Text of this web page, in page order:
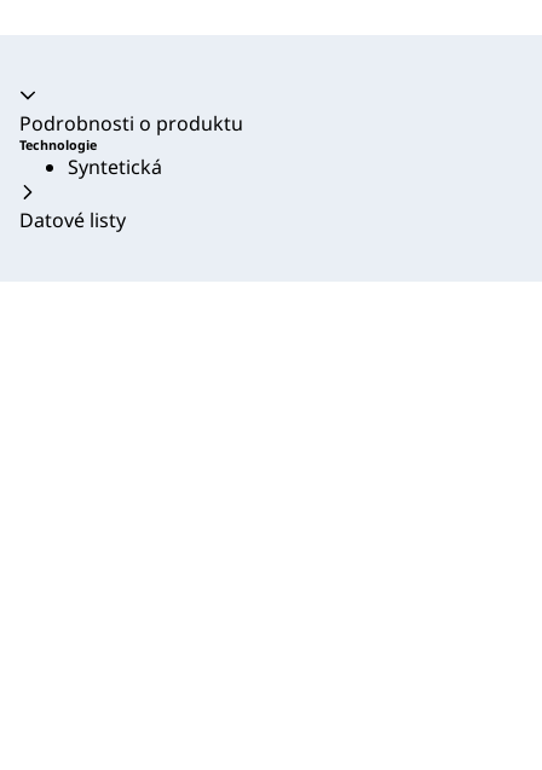
Akordeon se zhroutil
Podrobnosti o produktu
Technologie
Syntetická
Datové listy